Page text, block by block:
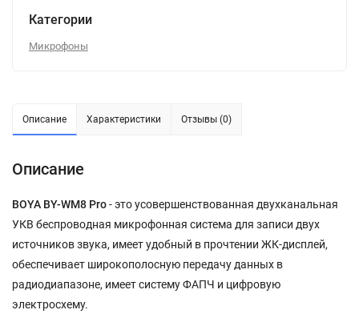
Категории
Микрофоны
Описание Характеристики Отзывы (0)
Описание
BOYA BY-WM8 Pro- это усовершенствованная двухканальная
УКВ беспроводная микрофонная система для записи двух
источников звука, имеет удобный в прочтении ЖК-дисплей,
обеспечивает широкополосную передачу данных в
радиодиапазоне, имеет систему ФАПЧ и цифровую
электросхему.